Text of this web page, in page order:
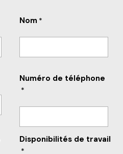
Nom *
Numéro de téléphone
*
Disponibilités de travail
*